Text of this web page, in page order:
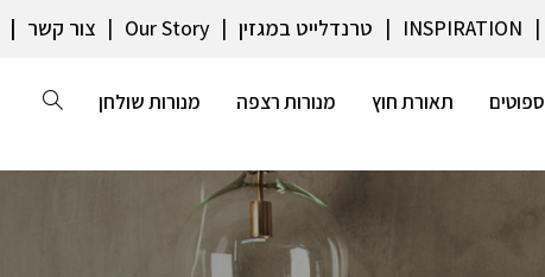
INSPIRATION טרנדלייט במגזין Our Story צור קשר
ספוטים תאורת חוץ מנורות רצפה מנורות שולחן